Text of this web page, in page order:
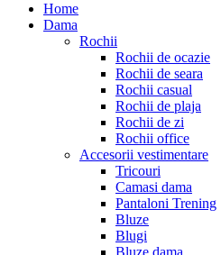
Home
Dama
Rochii
Rochii de ocazie
Rochii de seara
Rochii casual
Rochii de plaja
Rochii de zi
Rochii office
Accesorii vestimentare
Tricouri
Camasi dama
Pantaloni Trening
Bluze
Blugi